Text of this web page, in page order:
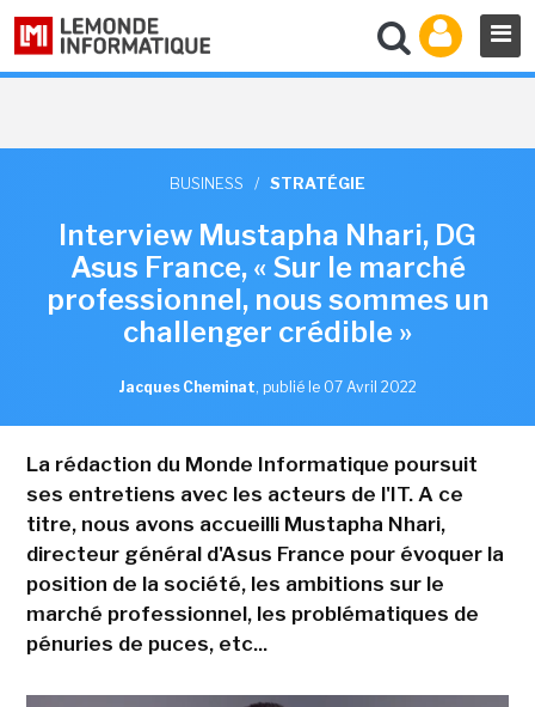
BUSINESS / STRATÉGIE
Interview Mustapha Nhari, DG
Asus France, « Sur le marché
professionnel, nous sommes un
challenger crédible »
Jacques Cheminat, publié le 07 Avril 2022
La rédaction du Monde Informatique poursuit
ses entretiens avec les acteurs de l'IT. A ce
titre, nous avons accueilli Mustapha Nhari,
directeur général d'Asus France pour évoquer la
position de la société, les ambitions sur le
marché professionnel, les problématiques de
pénuries de puces, etc...